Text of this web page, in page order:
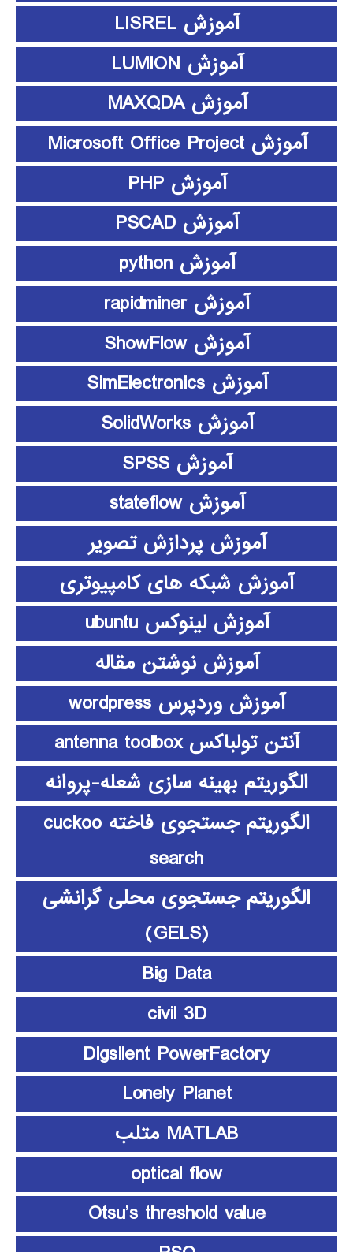
آموزش LISREL
آموزش LUMION
آموزش MAXQDA
آموزش Microsoft Office Project
آموزش PHP
آموزش PSCAD
آموزش python
آموزش rapidminer
آموزش ShowFlow
آموزش SimElectronics
آموزش SolidWorks
آموزش SPSS
آموزش stateflow
آموزش پردازش تصویر
آموزش شبکه های کامپیوتری
آموزش لینوکس ubuntu
آموزش نوشتن مقاله
آموزش وردپرس wordpress
آنتن تولباکس antenna toolbox
الگوریتم بهینه سازی شعله-پروانه
الگوریتم جستجوی فاخته cuckoo
search
الگوریتم جستجوی محلی گرانشی
(GELS)
Big Data
civil 3D
Digsilent PowerFactory
Lonely Planet
MATLAB متلب
optical flow
Otsu’s threshold value